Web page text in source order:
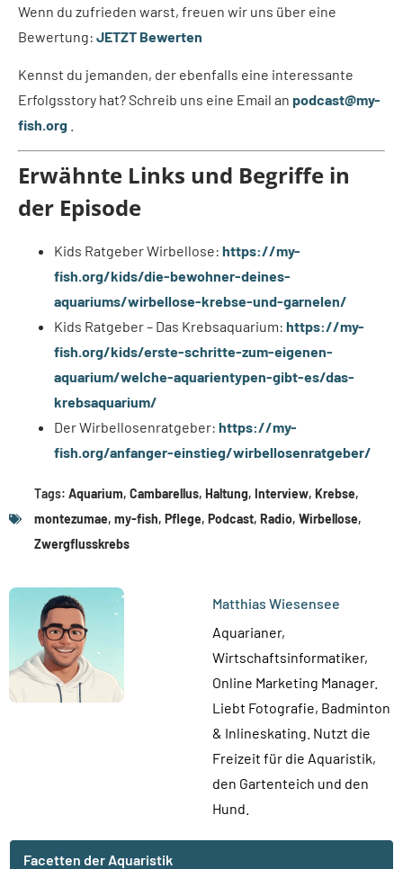
Wenn du zufrieden warst, freuen wir uns über eine
Bewertung: JETZT Bewerten
Kennst du jemanden, der ebenfalls eine interessante
Erfolgsstory hat? Schreib uns eine Email an podcast@my-
fish.org
Erwähnte Links und Begriffe in
der Episode
Kids Ratgeber Wirbellose: https://my-
fish.org/kids/die-bewohner-deines-
aquariums/wirbellose-krebse-und-garnelen/
Kids Ratgeber – Das Krebsaquarium: https://my-
fish.org/kids/erste-schritte-zum-eigenen-
aquarium/welche-aquarientypen-gibt-es/das-
krebsaquarium/
Der Wirbellosenratgeber: https://my-
fish.org/anfanger-einstieg/wirbellosenratgeber/
Tags: Aquarium, Cambarellus, Haltung, Interview, Krebse,
montezumae, my-fish, Pflege, Podcast, Radio, Wirbellose,
Zwergflusskrebs
Matthias Wiesensee
Aquarianer,
Wirtschaftsinformatiker,
Online Marketing Manager.
Liebt Fotografie, Badminton
& Inlineskating. Nutzt die
Freizeit für die Aquaristik,
den Gartenteich und den
Hund.
Facetten der Aquaristik